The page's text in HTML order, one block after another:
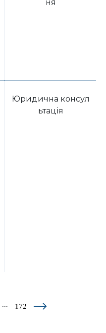
ня
Юридична консул
ьтація
... 172